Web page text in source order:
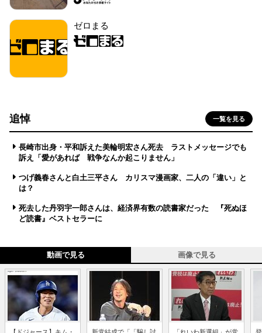
ゼロまる
追悼 一覧を見る
長崎市出身・平和訴えた美輪明宏さん死去 ラストメッセージでも
訴え「愛があれば 戦争なんか起こりません」
つげ義春さんと白土三平さん カリスマ漫画家、二人の「違い」と
は？
死去した丹羽宇一郎さんは、経済界有数の読書家だった 『死ぬほ
ど読書』ベストセラーに
動画で見る 画像で見る